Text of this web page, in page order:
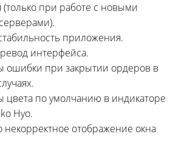
при работе с новыми
приложения.
интерфейса.
ошибки при закрытии ордеров в
цвета по умолчанию в индикаторе
Hyo.
отображение окна